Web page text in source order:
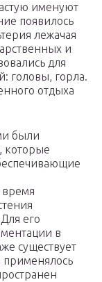
именуют
появилось
лежачая
и
для
головы, горла.
отдыха
были
которые
его
в
существует
применялось